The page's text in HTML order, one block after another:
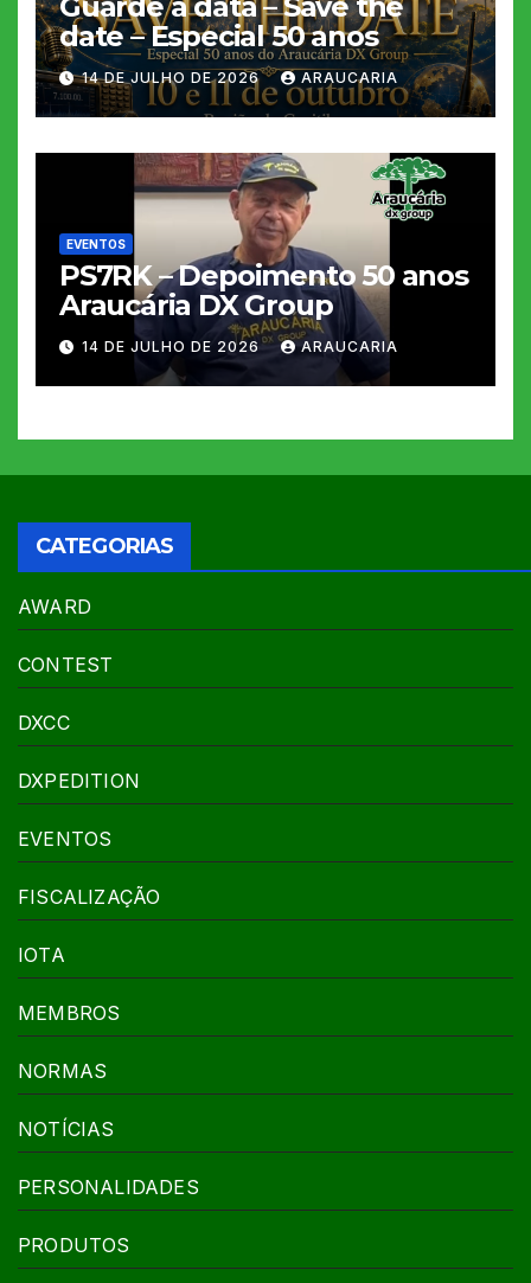
date – Especial 50 anos
14 DE JULHO DE 2026 ARAUCARIA
EVENTOS
PS7RK – Depoimento 50 anos
Araucária DX Group
14 DE JULHO DE 2026 ARAUCARIA
CATEGORIAS
AWARD
CONTEST
DXCC
DXPEDITION
EVENTOS
FISCALIZAÇÃO
IOTA
MEMBROS
NORMAS
NOTÍCIAS
PERSONALIDADES
PRODUTOS